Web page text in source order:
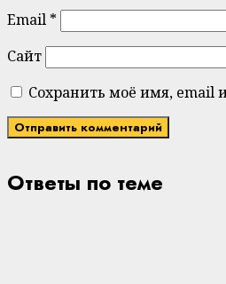
Email *
Сайт
Сохранить моё имя, email
Ответы по теме